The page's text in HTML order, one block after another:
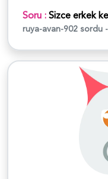
Soru :Sizce erkek
ruya-avan-902 sordu